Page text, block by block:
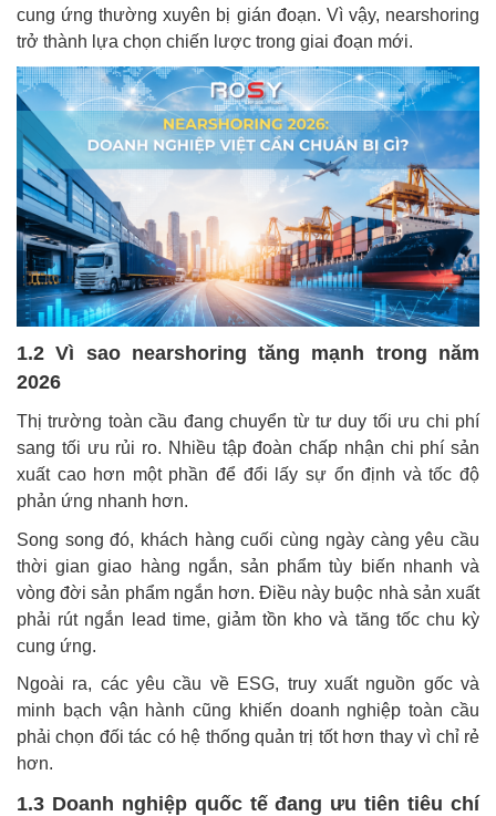
cung ứng thường xuyên bị gián đoạn. Vì vậy, nearshoring
trở thành lựa chọn chiến lược trong giai đoạn mới.
1.2 Vì sao nearshoring tăng mạnh trong năm
2026
Thị trường toàn cầu đang chuyển từ tư duy tối ưu chi phí
sang tối ưu rủi ro. Nhiều tập đoàn chấp nhận chi phí sản
xuất cao hơn một phần để đổi lấy sự ổn định và tốc độ
phản ứng nhanh hơn.
Song song đó, khách hàng cuối cùng ngày càng yêu cầu
thời gian giao hàng ngắn, sản phẩm tùy biến nhanh và
vòng đời sản phẩm ngắn hơn. Điều này buộc nhà sản xuất
phải rút ngắn lead time, giảm tồn kho và tăng tốc chu kỳ
cung ứng.
Ngoài ra, các yêu cầu về ESG, truy xuất nguồn gốc và
minh bạch vận hành cũng khiến doanh nghiệp toàn cầu
phải chọn đối tác có hệ thống quản trị tốt hơn thay vì chỉ rẻ
hơn.
1.3 Doanh nghiệp quốc tế đang ưu tiên tiêu chí